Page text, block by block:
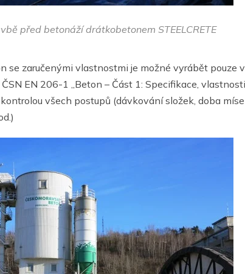
před betonáží drátkobetonem STEELCRETE
zaručenými vlastnostmi je možné vyrábět pouze
EN 206-1 „Beton – Část 1: Specifikace,
všech postupů (dávkování složek, doba